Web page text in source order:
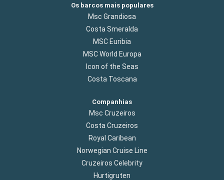
Os barcos mais populares
Msc Grandiosa
Costa Smeralda
MSC Euribia
MSC World Europa
Icon of the Seas
Costa Toscana
Companhias
Msc Cruzeiros
Costa Cruzeiros
Royal Caribean
Norwegian Cruise Line
Cruzeiros Celebrity
Hurtigruten